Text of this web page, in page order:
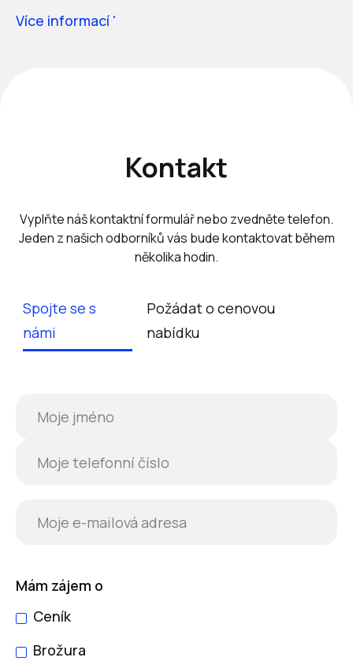
Více informací '
Kontakt
Vyplňte náš kontaktní formulář nebo zvedněte telefon.
Jeden z našich odborníků vás bude kontaktovat během
několika hodin.
Spojte se s
námi
Požádat o cenovou
nabídku
Mám zájem o
Ceník
Brožura